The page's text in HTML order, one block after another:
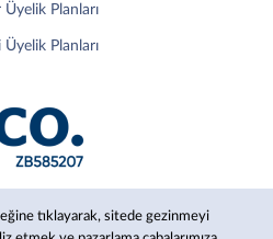
tıklayarak, sitede gezinmeyi
Planları
Planları